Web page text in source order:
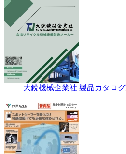
大銳機械企業社 製品カタログ